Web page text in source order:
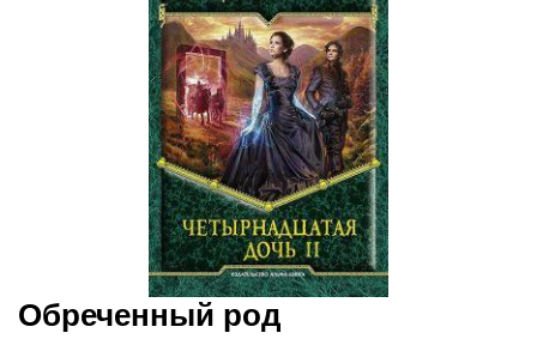
Обреченный род